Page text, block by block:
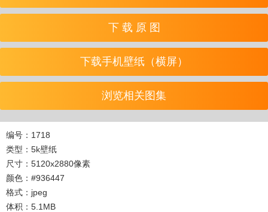
下 载 原 图
下载手机壁纸（横屏）
浏览相关图集
编号：1718
类型：5k壁纸
尺寸：5120x2880像素
颜色：#936447
格式：jpeg
体积：5.1MB